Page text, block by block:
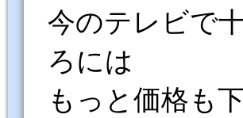
今のテレビで
ろには
もっと価格も